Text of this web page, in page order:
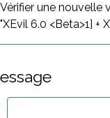
Vérifier une nouvelle
"XEvil 6.0 <Beta>1]